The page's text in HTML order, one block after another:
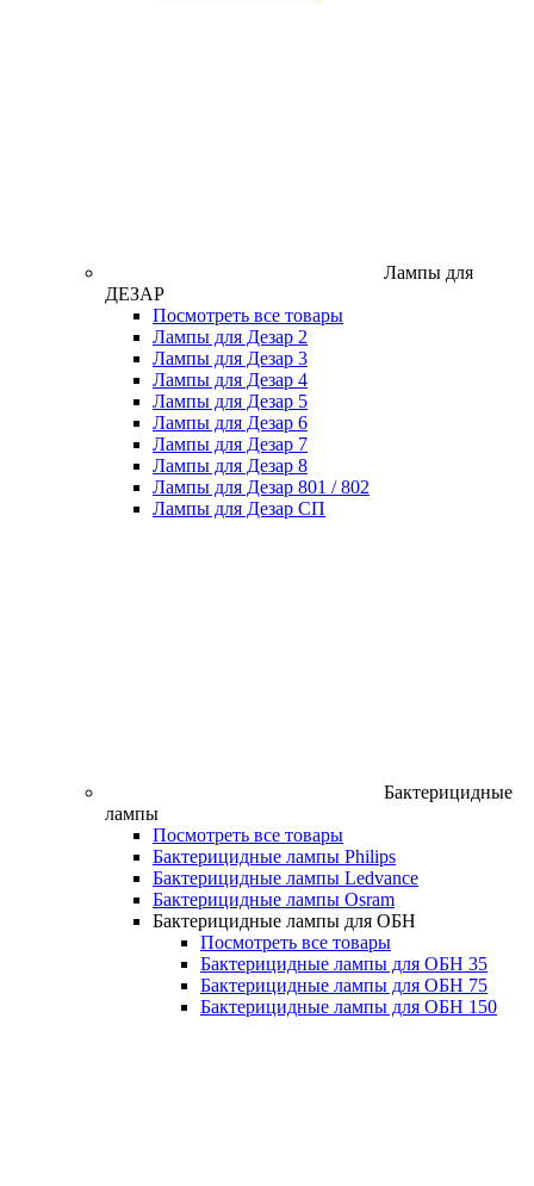
Лампы для
ДЕЗАР
Посмотреть все товары
Лампы для Дезар 2
Лампы для Дезар 3
Лампы для Дезар 4
Лампы для Дезар 5
Лампы для Дезар 6
Лампы для Дезар 7
Лампы для Дезар 8
Лампы для Дезар 801 / 802
Лампы для Дезар СП
Бактерицидные
лампы
Посмотреть все товары
Бактерицидные лампы Philips
Бактерицидные лампы Ledvance
Бактерицидные лампы Osram
Бактерицидные лампы для ОБН
Посмотреть все товары
Бактерицидные лампы для ОБН 35
Бактерицидные лампы для ОБН 75
Бактерицидные лампы для ОБН 150